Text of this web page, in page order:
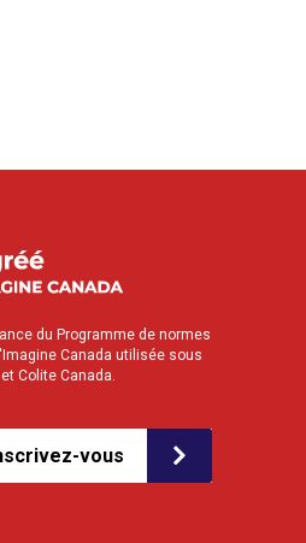
du Programme de normes
Canada utilisée sous
Colite Canada.
vous